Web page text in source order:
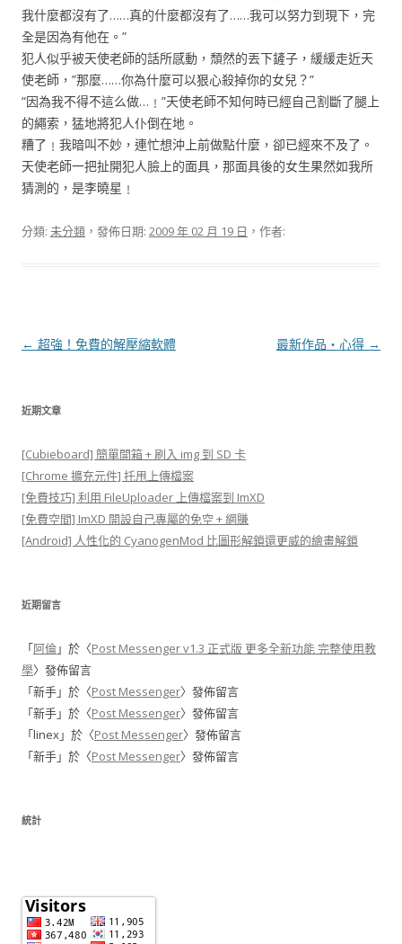
我什麼都沒有了……真的什麼都沒有了……我可以努力到現下，完
全是因為有他在。”
犯人似乎被天使老師的話所感動，頹然的丟下鏟子，緩緩走近天
使老師，”那麼……你為什麼可以狠心殺掉你的女兒？”
“因為我不得不這么做…﹗”天使老師不知何時已經自己割斷了腿上
的繩索，猛地將犯人仆倒在地。
糟了﹗我暗叫不妙，連忙想沖上前做點什麼，卻已經來不及了。
天使老師一把扯開犯人臉上的面具，那面具後的女生果然如我所
猜測的，是李曉星﹗
分類: 未分類 ，發佈日期: 2009 年 02 月 19 日 ，作者:
文
覽
← 超強！免費的解壓縮軟體 最新作品‧心得 →
近期文章
[Cubieboard] 簡單開箱 + 刷入 img 到 SD 卡
[Chrome 擴充元件] 托甩上傳檔案
[免費技巧] 利用 FileUploader 上傳檔案到 ImXD
[免費空間] ImXD 開設自己專屬的免空 + 網賺
[Android] 人性化的 CyanogenMod 比圖形解鎖還更威的繪畫解鎖
近期留言
「阿倫」於〈Post Messenger v1.3 正式版 更多全新功能 完整使用教
學〉發佈留言
「新手」於〈Post Messenger〉發佈留言
「新手」於〈Post Messenger〉發佈留言
「linex」於〈Post Messenger〉發佈留言
「新手」於〈Post Messenger〉發佈留言
統計